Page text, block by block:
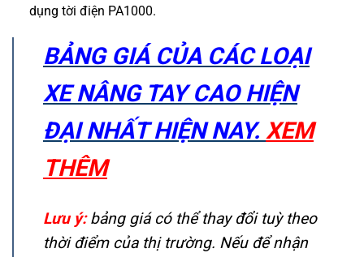
dụng tời điện PA1000.
BẢNG GIÁ CỦA CÁC LOẠI
XE NÂNG TAY CAO HIỆN
ĐẠI NHẤT HIỆN NAY. XEM
THÊM
Lưu ý: bảng giá có thể thay đổi tuỳ theo
thời điểm của thị trường. Nếu để nhận